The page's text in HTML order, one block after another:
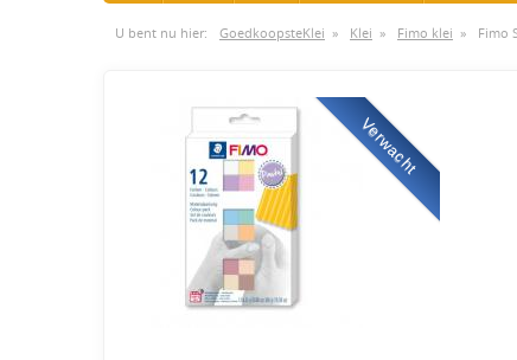
U bent nu hier: GoedkoopsteKlei » Klei » Fimo klei » Fimo
Verwacht